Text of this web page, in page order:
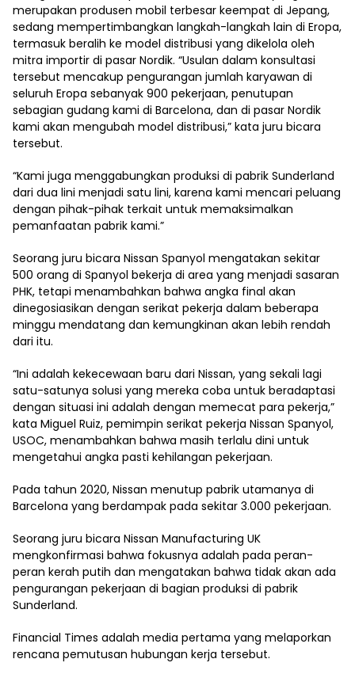
merupakan produsen mobil terbesar keempat di Jepang,
sedang mempertimbangkan langkah-langkah lain di Eropa,
termasuk beralih ke model distribusi yang dikelola oleh
mitra importir di pasar Nordik. “Usulan dalam konsultasi
tersebut mencakup pengurangan jumlah karyawan di
seluruh Eropa sebanyak 900 pekerjaan, penutupan
sebagian gudang kami di Barcelona, ​​dan di pasar Nordik
kami akan mengubah model distribusi,” kata juru bicara
tersebut.
“Kami juga menggabungkan produksi di pabrik Sunderland
dari dua lini menjadi satu lini, karena kami mencari peluang
dengan pihak-pihak terkait untuk memaksimalkan
pemanfaatan pabrik kami.”
Seorang juru bicara Nissan Spanyol mengatakan sekitar
500 orang di Spanyol bekerja di area yang menjadi sasaran
PHK, tetapi menambahkan bahwa angka final akan
dinegosiasikan dengan serikat pekerja dalam beberapa
minggu mendatang dan kemungkinan akan lebih rendah
dari itu.
“Ini adalah kekecewaan baru dari Nissan, yang sekali lagi
satu-satunya solusi yang mereka coba untuk beradaptasi
dengan situasi ini adalah dengan memecat para pekerja,”
kata Miguel Ruiz, pemimpin serikat pekerja Nissan Spanyol,
USOC, menambahkan bahwa masih terlalu dini untuk
mengetahui angka pasti kehilangan pekerjaan.
Pada tahun 2020, Nissan menutup pabrik utamanya di
Barcelona yang berdampak pada sekitar 3.000 pekerjaan.
Seorang juru bicara Nissan Manufacturing UK
mengkonfirmasi bahwa fokusnya adalah pada peran-
peran kerah putih dan mengatakan bahwa tidak akan ada
pengurangan pekerjaan di bagian produksi di pabrik
Sunderland.
Financial Times adalah media pertama yang melaporkan
rencana pemutusan hubungan kerja tersebut.